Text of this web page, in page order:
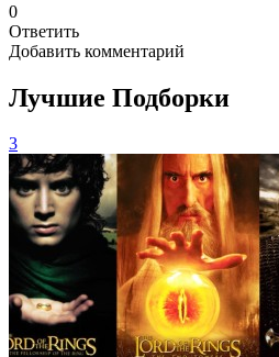
0
Ответить
Добавить комментарий
Лучшие Подборки
3